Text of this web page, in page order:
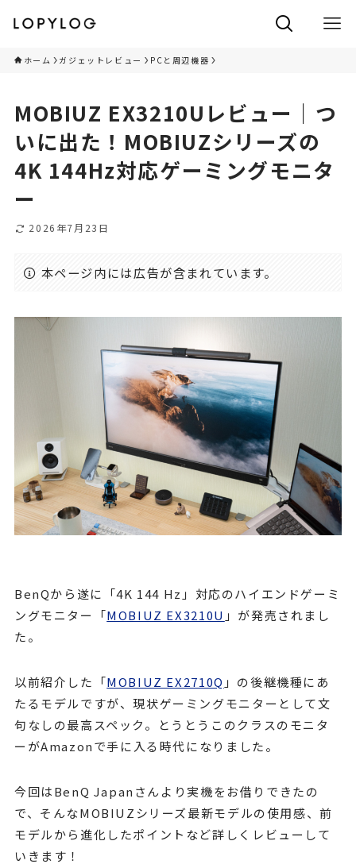
ホーム ガジェットレビュー PCと周辺機器
MOBIUZ EX3210Uレビュー｜つ
いに出た！MOBIUZシリーズの
4K 144Hz対応ゲーミングモニタ
ー
2026年7月23日
本ページ内には広告が含まれています。
BenQから遂に「4K 144 Hz」対応のハイエンドゲーミ
ングモニター「MOBIUZ EX3210U 」が発売されまし
た。
以前紹介した「MOBIUZ EX2710Q 」の後継機種にあ
たるモデルですが、現状ゲーミングモニターとして文
句なしの最高スペック。とうとうこのクラスのモニタ
ーがAmazonで手に入る時代になりました。
今回はBenQ Japanさんより実機をお借りできたの
で、そんなMOBIUZシリーズ最新モデルの使用感、前
モデルから進化したポイントなど詳しくレビューして
いきます！